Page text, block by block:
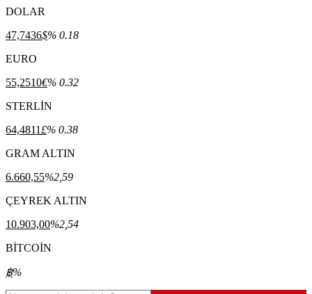
DOLAR
47,7436$% 0.18
EURO
55,2510€% 0.32
STERLİN
64,4811£% 0.38
GRAM ALTIN
6.660,55%2,59
ÇEYREK ALTIN
10.903,00%2,54
BİTCOİN
฿%